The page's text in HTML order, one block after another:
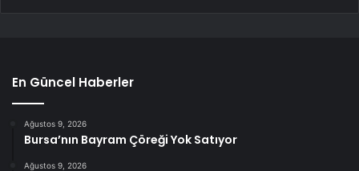
En Güncel Haberler
Ağustos 9, 2026
Bursa’nın Bayram Çöreği Yok Satıyor
Ağustos 9, 2026